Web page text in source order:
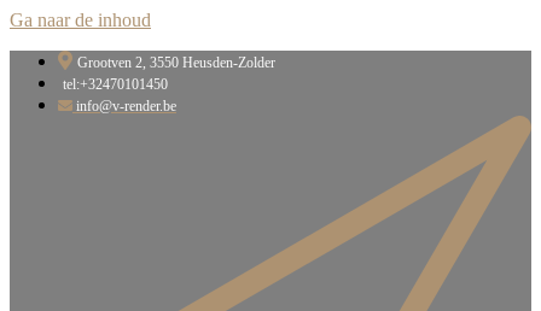
Ga naar de inhoud
Grootven 2, 3550 Heusden-Zolder​
tel:+32470101450
info@v-render.be